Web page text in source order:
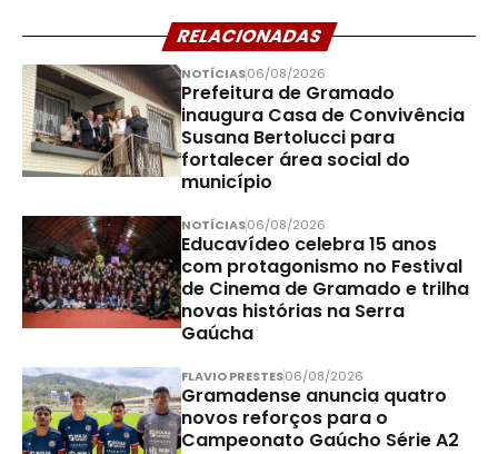
RELACIONADAS
NOTÍCIAS06/08/2026
Prefeitura de Gramado
inaugura Casa de Convivência
Susana Bertolucci para
fortalecer área social do
município
NOTÍCIAS06/08/2026
Educavídeo celebra 15 anos
com protagonismo no Festival
de Cinema de Gramado e trilha
novas histórias na Serra
Gaúcha
FLAVIO PRESTES06/08/2026
Gramadense anuncia quatro
novos reforços para o
Campeonato Gaúcho Série A2